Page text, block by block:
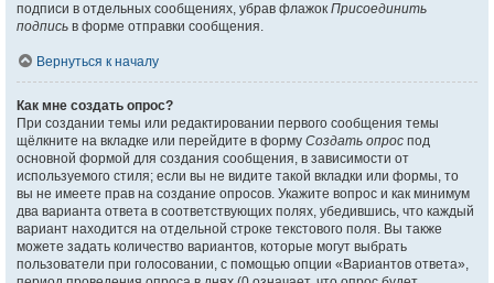
подписи в отдельных сообщениях, убрав флажок Присоединить
подпись в форме отправки сообщения.
Вернуться к началу
Как мне создать опрос?
При создании темы или редактировании первого сообщения темы
щёлкните на вкладке или перейдите в форму Создать опрос под
основной формой для создания сообщения, в зависимости от
используемого стиля; если вы не видите такой вкладки или формы, то
вы не имеете прав на создание опросов. Укажите вопрос и как минимум
два варианта ответа в соответствующих полях, убедившись, что каждый
вариант находится на отдельной строке текстового поля. Вы также
можете задать количество вариантов, которые могут выбрать
пользователи при голосовании, с помощью опции «Вариантов ответа»,